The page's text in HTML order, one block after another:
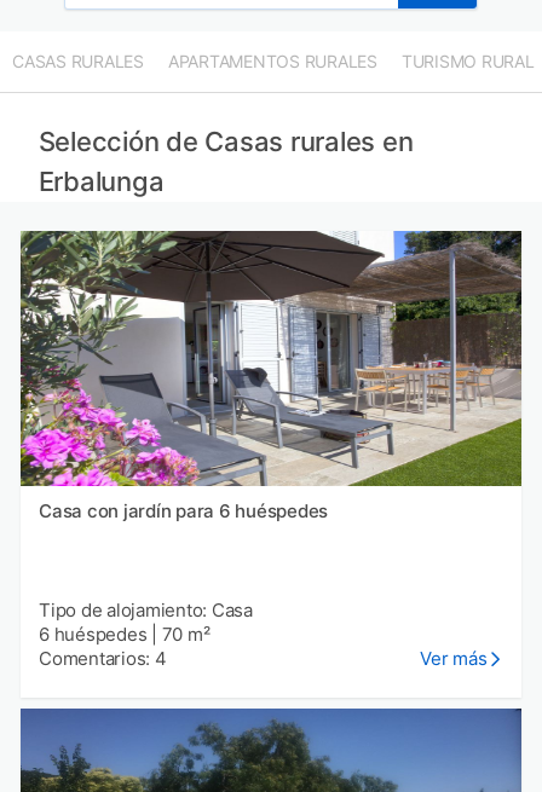
CASAS RURALES APARTAMENTOS RURALES TURISMO RURAL
Selección de Casas rurales en
Erbalunga
Casa con jardín para 6 huéspedes
Tipo de alojamiento: Casa
6 huéspedes
70 m²
Comentarios: 4
Ver más